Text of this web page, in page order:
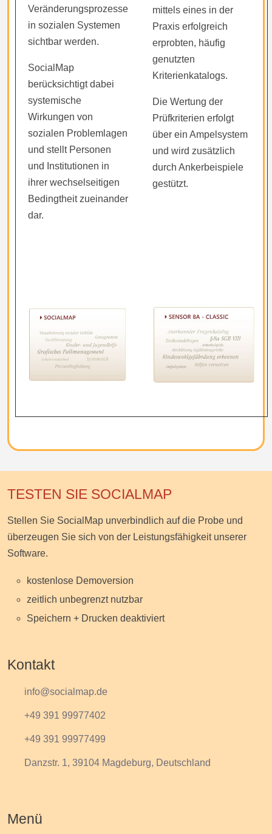
Veränderungsprozesse
in sozialen Systemen
sichtbar werden.
SocialMap
berücksichtigt dabei
systemische
Wirkungen von
sozialen Problemlagen
und stellt Personen
und Institutionen in
ihrer wechselseitigen
Bedingtheit zueinander
dar.
mittels eines in der
Praxis erfolgreich
erprobten, häufig
genutzten
Kriterienkatalogs.
Die Wertung der
Prüfkriterien erfolgt
über ein Ampelsystem
und wird zusätzlich
durch Ankerbeispiele
gestützt.
TESTEN SIE SOCIALMAP
Stellen Sie SocialMap unverbindlich auf die Probe und
überzeugen Sie sich von der Leistungsfähigkeit unserer
Software.
kostenlose Demoversion
zeitlich unbegrenzt nutzbar
Speichern + Drucken deaktiviert
Kontakt
info@socialmap.de
+49 391 99977402
+49 391 99977499
Danzstr. 1, 39104 Magdeburg, Deutschland
Menü